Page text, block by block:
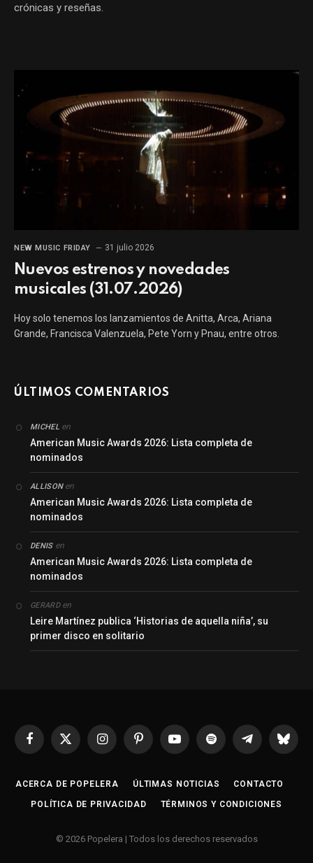
crónicas y reseñas.
NEW MUSIC FRIDAY 31 julio 2026
Nuevos estrenos y novedades
musicales (31.07.2026)
Hoy solo tenemos los lanzamientos de Anitta, Arca, Ariana
Grande, Francisca Valenzuela, Pete Yorn y Pnau, entre otros.
ÚLTIMOS COMENTARIOS
MICHELen
American Music Awards 2026: Lista completa de
nominados
ALLISONen
American Music Awards 2026: Lista completa de
nominados
DENISen
American Music Awards 2026: Lista completa de
nominados
GERARDen
Leire Martínez publica ‘Historias de aquella niña’, su
primer disco en solitario
Facebook
X
InstagramPinterestYouTubeSpotify Telegrama
ACERCA DE POPELERA ÚLTIMAS NOTICIAS CONTACTO
POLÍTICA DE PRIVACIDAD TÉRMINOS Y CONDICIONES
© 2026 Popelera | Todos los derechos reservados